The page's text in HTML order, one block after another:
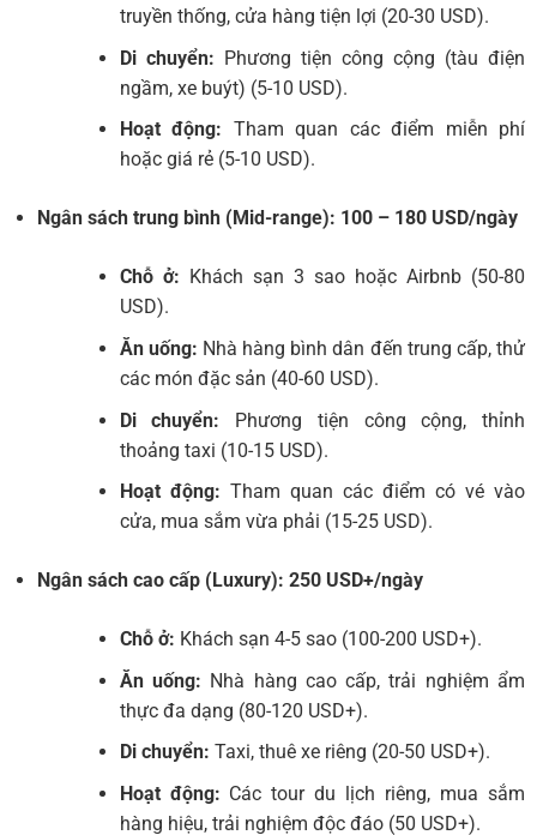
truyền thống, cửa hàng tiện lợi (20-30 USD).
Di chuyển: Phương tiện công cộng (tàu điện
ngầm, xe buýt) (5-10 USD).
Hoạt động: Tham quan các điểm miễn phí
hoặc giá rẻ (5-10 USD).
Ngân sách trung bình (Mid-range): 100 – 180 USD/ngày
Chỗ ở: Khách sạn 3 sao hoặc Airbnb (50-80
USD).
Ăn uống: Nhà hàng bình dân đến trung cấp, thử
các món đặc sản (40-60 USD).
Di chuyển: Phương tiện công cộng, thỉnh
thoảng taxi (10-15 USD).
Hoạt động: Tham quan các điểm có vé vào
cửa, mua sắm vừa phải (15-25 USD).
Ngân sách cao cấp (Luxury): 250 USD+/ngày
Chỗ ở: Khách sạn 4-5 sao (100-200 USD+).
Ăn uống: Nhà hàng cao cấp, trải nghiệm ẩm
thực đa dạng (80-120 USD+).
Di chuyển: Taxi, thuê xe riêng (20-50 USD+).
Hoạt động: Các tour du lịch riêng, mua sắm
hàng hiệu, trải nghiệm độc đáo (50 USD+).